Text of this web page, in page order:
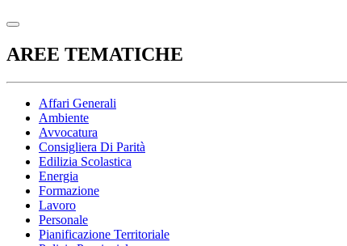
AREE TEMATICHE
Affari Generali
Ambiente
Avvocatura
Consigliera Di Parità
Edilizia Scolastica
Energia
Formazione
Lavoro
Personale
Pianificazione Territoriale